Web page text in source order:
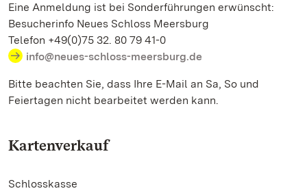
Eine Anmeldung ist bei Sonderführungen erwünscht:
Besucherinfo Neues Schloss Meersburg
Telefon +49(0)75 32. 80 79 41-0
info@neues-schloss-meersburg.de
Bitte beachten Sie, dass Ihre E-Mail an Sa, So und
Feiertagen nicht bearbeitet werden kann.
Kartenverkauf
Schlosskasse